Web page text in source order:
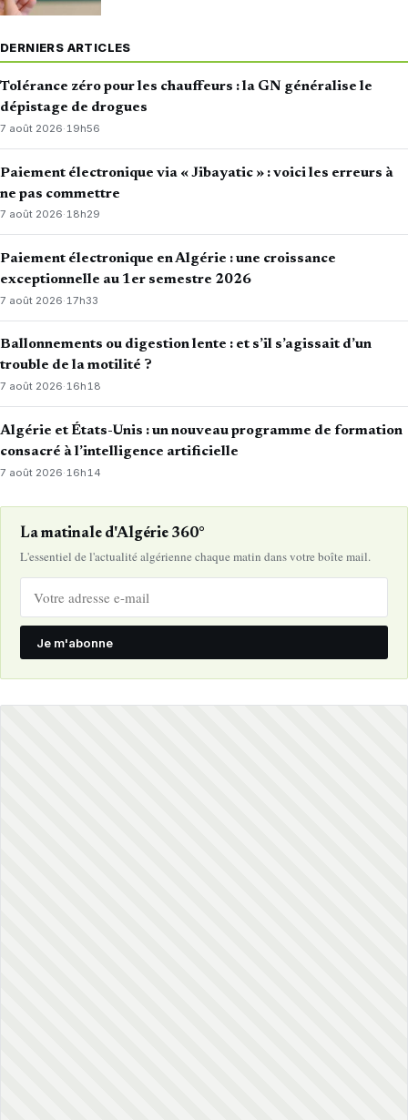
DERNIERS ARTICLES
Tolérance zéro pour les chauffeurs : la GN généralise le
dépistage de drogues
7 août 2026·19h56
Paiement électronique via « Jibayatic » : voici les erreurs à
ne pas commettre
7 août 2026·18h29
Paiement électronique en Algérie : une croissance
exceptionnelle au 1er semestre 2026
7 août 2026· 17h33
Ballonnements ou digestion lente : et s’il s’agissait d’un
trouble de la motilité ?
7 août 2026·16h18
Algérie et États-Unis : un nouveau programme de formation
consacré à l’intelligence artificielle
7 août 2026· 16h14
La matinale d'Algérie 360°
L'essentiel de l'actualité algérienne chaque matin dans votre boîte mail.
Je m'abonne